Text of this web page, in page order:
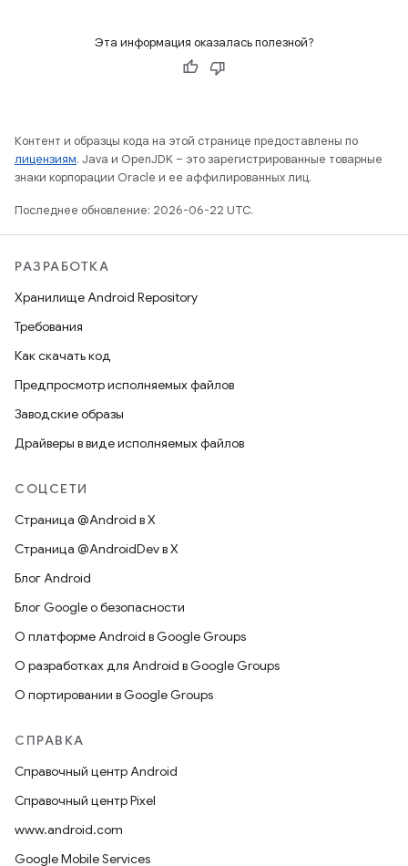
Эта информация оказалась полезной?
Контент и образцы кода на этой странице предоставлены по
лицензиям. Java и OpenJDK – это зарегистрированные товарные
знаки корпорации Oracle и ее аффилированных лиц.
Последнее обновление: 2026-06-22 UTC.
РАЗРАБОТКА
Хранилище Android Repository
Требования
Как скачать код
Предпросмотр исполняемых файлов
Заводские образы
Драйверы в виде исполняемых файлов
СОЦСЕТИ
Страница @Android в X
Страница @AndroidDev в X
Блог Android
Блог Google о безопасности
О платформе Android в Google Groups
О разработках для Android в Google Groups
О портировании в Google Groups
СПРАВКА
Справочный центр Android
Справочный центр Pixel
www.android.com
Google Mobile Services